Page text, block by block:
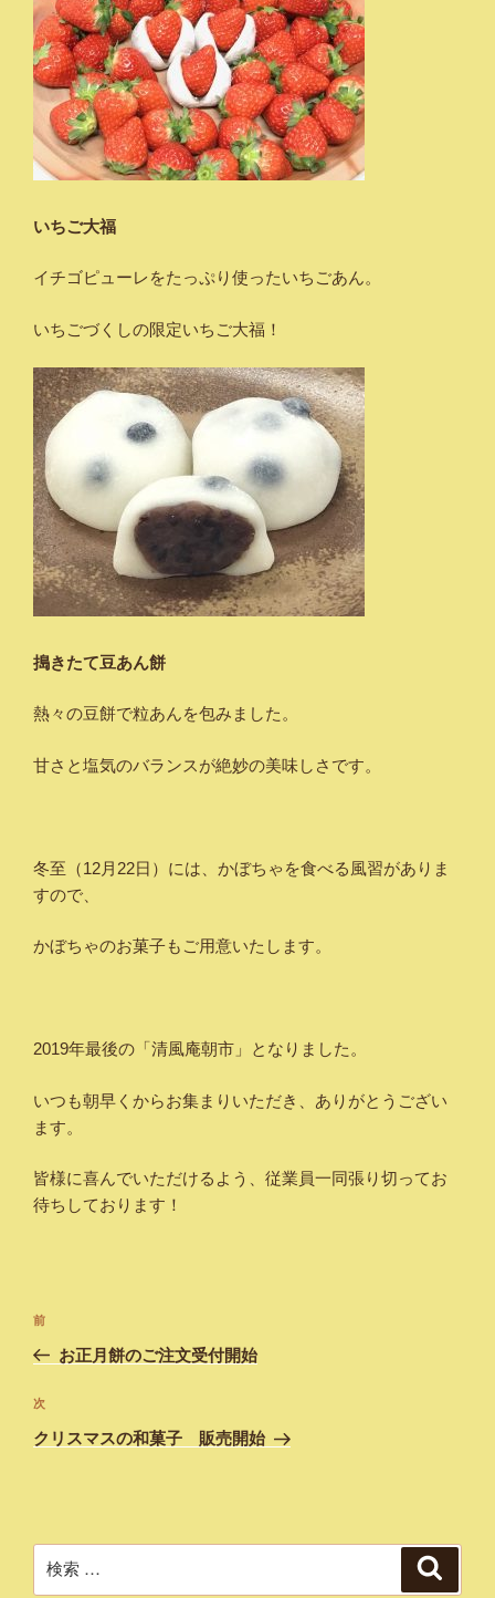
いちご大福
イチゴピューレをたっぷり使ったいちごあん。
いちごづくしの限定いちご大福！
搗きたて豆あん餅
熱々の豆餅で粒あんを包みました。
甘さと塩気のバランスが絶妙の美味しさです。
冬至（12月22日）には、かぼちゃを食べる風習がありま
すので、
かぼちゃのお菓子もご用意いたします。
2019年最後の「清風庵朝市」となりました。
いつも朝早くからお集まりいただき、ありがとうござい
ます。
皆様に喜んでいただけるよう、従業員一同張り切ってお
待ちしております！
投
ナ
ビ
ゲ
ン
過
去
投
稿
前
お正月餅のご注文受付開始
次
の
次
クリスマスの和菓子 販売開始
検
索: